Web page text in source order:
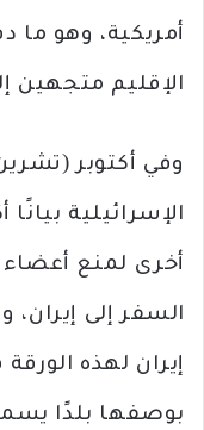
أمريكية، وهو ما
الإقليم متجهين
الإسرائيلية
أخرى لمنع
السفر إلى
إيران لهذه
بوصفها بلدًا